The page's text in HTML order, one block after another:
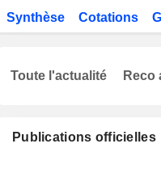
Synthèse Cotations
Publications officielles
Toute l'actualité Reco